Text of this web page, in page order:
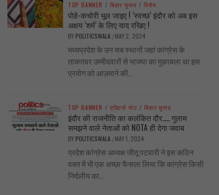
TOP BANNER / बिहार चुनाव / विशेष
पोहे-कचोरी भूल जाइए ! ‘स्वच्छ’ इंदौर को अब इस
अक्षय ‘शर्म’ के लिए याद रखिए !
BY POLITICSWALA / MAY 2, 2024
मध्यप्रदेश के उन सब स्थानों जहां कांग्रेस के
ताकतवर उम्मीदवारों से भाजपा का मुक़ाबला था इस
प्रयोग को आज़माने की...
TOP BANNER / एडिटर्स नोट / बिहार चुनाव
इंदौर की राजनीति का कलंकित दौर….. गुलाम
समझने वाले नेताओं को NOTA ही देगा जवाब
BY POLITICSWALA / MAY 1, 2024
प्रदेश कांग्रेस अध्यक्ष जीतू पटवारी ने इस कठिन
वक्त में भी एक अच्छा फैसला लिया कि कांग्रेस किसी
निर्दलीय का...